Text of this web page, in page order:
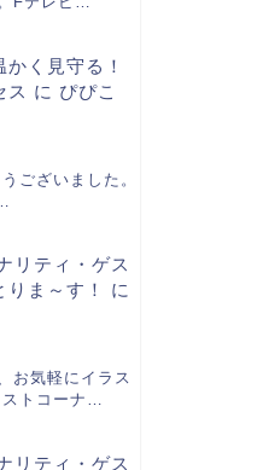
く見守る！
ス に ぴぴこ
ございました。
リティ・ゲス
ま～す！
に
お気軽にイラス
ストコーナ…
リティ・ゲス